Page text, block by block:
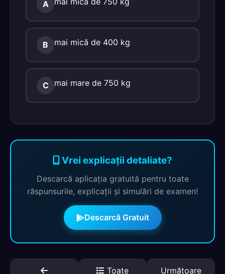
A
B mai mică de 400 kg
C mai mare de 750 kg
Vrei explicații detaliate?
Descarcă aplicația gratuită pentru toate
răspunsurile, explicații și simulări de examen!
Descarcă Gratuit
Toate Următoare